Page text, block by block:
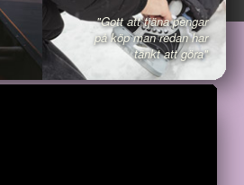
"Gott att tjäna pengar
på köp man redan har
tänkt att göra"